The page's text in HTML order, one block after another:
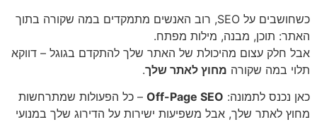
כשחושבים על SEO, רוב האנשים מתמקדים במה שקורה בתוך
האתר: תוכן, מבנה, מילות מפתח.
אבל חלק עצום מהיכולת של האתר שלך להתקדם בגוגל – דווקא
תלוי במה שקורה מחוץ לאתר שלך.
כאן נכנס לתמונה: Off-Page SEO – כל הפעולות שמתרחשות
מחוץ לאתר שלך, אבל משפיעות ישירות על הדירוג שלך במנועי